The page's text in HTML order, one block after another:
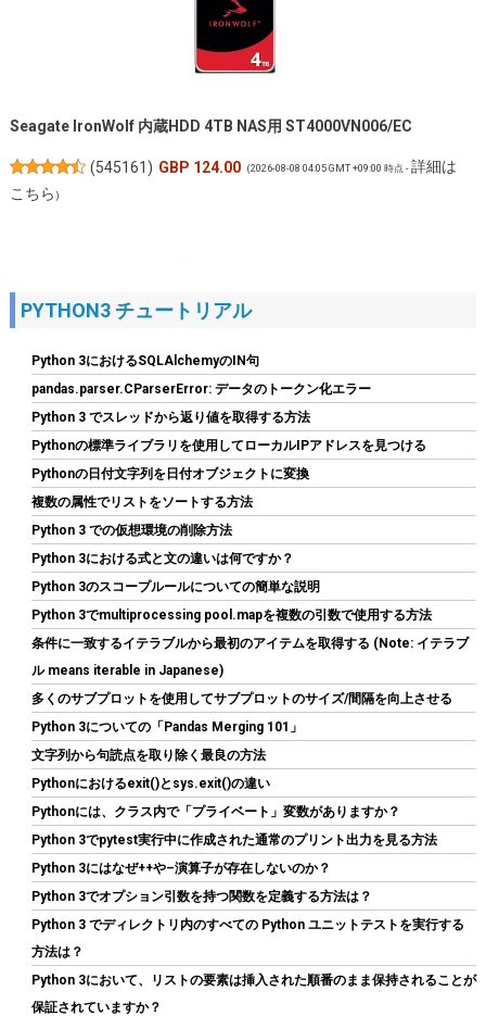
Seagate IronWolf 内蔵HDD 4TB NAS用 ST4000VN006/EC
(545161 ) GBP 124.00 (2026-08-08 04:05 GMT +09:00 時点 -詳細は
こちら)
Crucial(クルーシャル) PRO (マイクロン製) デスクトップ用メモリ
16GBX2枚 DDR4-3200 メーカー制限付無期限保証
CP2K16G4DFRA32A【国内正規代理店品】
(5456329) GBP 183.98
はこちら)
Hanye SSD 1TB PCIe Gen4x4 M.2 NVMe 2280 ヒートシンク搭載
新型PS5 / PS5動作確認済み R:7400MB/s W:6500MB/s 高耐久3D
NAND TLC HE70 正規代理店品メーカー5年保証
(5462754) GBP 136.41 (2026-08-08 04:05 GMT +09:00 時点 -詳細
はこちら
PYTHON3 チュートリアル
Python 3におけるSQLAlchemyのIN句
pandas.parser.CParserError: データのトークン化エラー
Python 3 でスレッドから返り値を取得する方法
Pythonの標準ライブラリを使用してローカルIPアドレスを見つける
Pythonの日付文字列を日付オブジェクトに変換
複数の属性でリストをソートする方法
Python 3 での仮想環境の削除方法
Python 3における式と文の違いは何ですか？
Python 3のスコープルールについての簡単な説明
Python 3でmultiprocessing pool.mapを複数の引数で使用する方法
条件に一致するイテラブルから最初のアイテムを取得する (Note: イテラブ
ル means iterable in Japanese)
多くのサブプロットを使用してサブプロットのサイズ/間隔を向上させる
Python 3についての「Pandas Merging 101」
文字列から句読点を取り除く最良の方法
Pythonにおけるexit()とsys.exit()の違い
Pythonには、クラス内で「プライベート」変数がありますか？
Python 3でpytest実行中に作成された通常のプリント出力を見る方法
Python 3にはなぜ++や–演算子が存在しないのか？
Python 3でオプション引数を持つ関数を定義する方法は？
Python 3 でディレクトリ内のすべての Python ユニットテストを実行する
方法は？
Python 3において、リストの要素は挿入された順番のまま保持されることが
保証されていますか？